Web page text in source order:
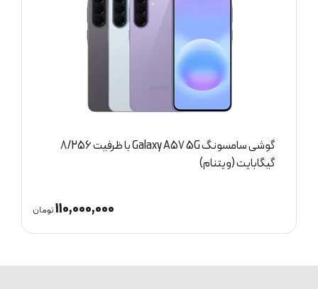
گوشی سامسونگ Galaxy A57 5G با ظرفیت 8/256